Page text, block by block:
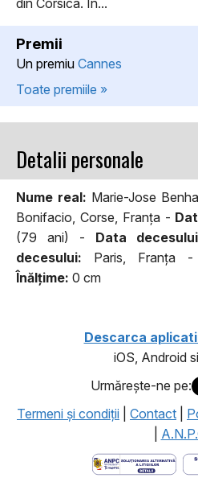
Premii
Un premiu Cannes
Toate premiile »
Detalii personale
Nume real: Marie-Jose
Bonifacio, Corse, Franţa -
(79 ani) - Data
decesului: Paris, Franţa -
Înălţime: 0 cm
Descarca
iOS, Android
Urmăreşte-ne pe:
Termeni şi condiţii
Contact